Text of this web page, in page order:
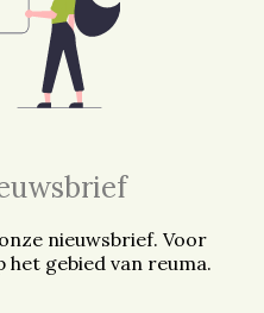
nieuwsbrief. Voor
het gebied van reuma.